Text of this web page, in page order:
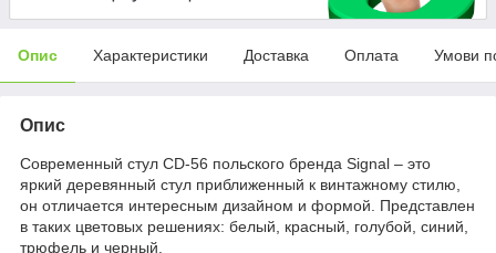
Опис Характеристики Доставка Оплата Умови
Опис
Cовременный стул CD-56 польского бренда Signal – это
яркий деревянный стул приближенный к винтажному стилю,
он отличается интересным дизайном и формой. Представлен
в таких цветовых решениях: белый, красный, голубой, синий,
трюфель и черный.